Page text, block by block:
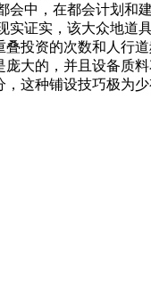
会中，在都会计划和
实证实，该大众地道
投资的次数和人行道
庞大的，并且设备质
这种铺设技巧极为少